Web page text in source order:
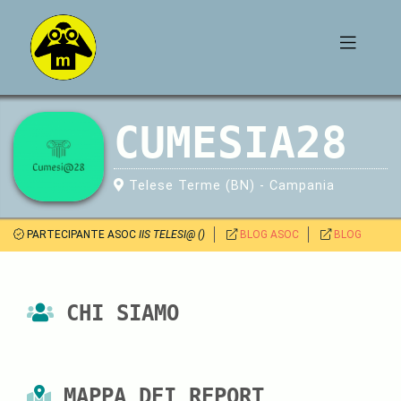
CUMESIA28
Telese Terme (BN) - Campania
PARTECIPANTE ASOC IIS TELESI@ () BLOG ASOC BLOG
CHI SIAMO